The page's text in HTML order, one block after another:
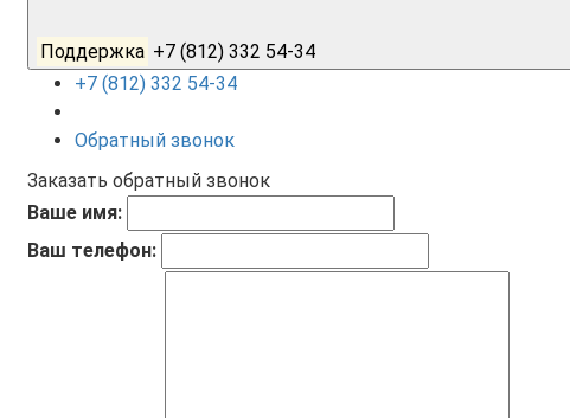
Поддержка +7 (812) 332 54-34
+7 (812) 332 54-34
Обратный звонок
Заказать обратный звонок
Ваше имя:
Ваш телефон: